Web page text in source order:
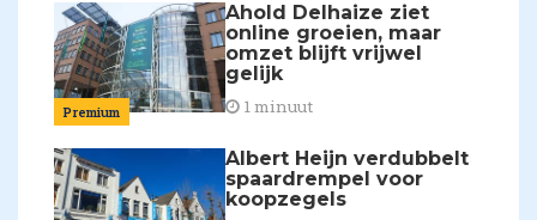
Premium
Ahold Delhaize ziet
online groeien, maar
omzet blijft vrijwel
gelijk
1 minuut
Albert Heijn verdubbelt
spaardrempel voor
koopzegels